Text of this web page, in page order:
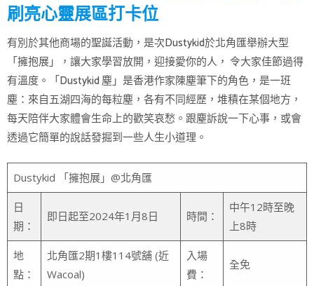
刷亮心靈展區打卡位
有別於其他商場的聖誕活動，是次Dustykid於北角匯舉辦大型
「擁抱展」，讓大家學習放開，迎接愛你的人， 令大家佳節過得
有溫度。「Dustykid 塵」是香港作家陳塵筆下的角色，是一班
塵：來自五湖四海的每粒塵，各有不同經歷，堆積在某個地方，
每天陪伴大家體會生命上的歡笑哀愁。跟塵訴說一下心事，或會
透過它簡單的說話發掘到一些人生小道理。
Dustykid 「擁抱展」@北角匯
日
期：
即日起至2024年1月8日 時間：
中午12時至晚
上8時
地
點：
北角匯2期1樓114號舖 (近
Wacoal)
入場
費：
全免